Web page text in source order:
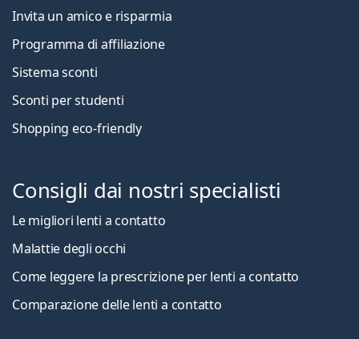
Invita un amico e risparmia
Programma di affiliazione
Sistema sconti
Sconti per studenti
Shopping eco-friendly
Consigli dai nostri specialisti
Le migliori lenti a contatto
Malattie degli occhi
Come leggere la prescrizione per lenti a contatto
Comparazione delle lenti a contatto